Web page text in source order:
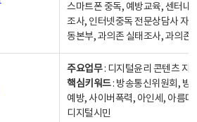
스마트폰 중독, 예방교육, 센터내
조사, 인터넷중독 전문상담사 자
동본부, 과의존 실태조사, 과의존
주요업무: 디지털윤리 콘텐츠 지
핵심키워드: 방송통신위원회, 방
예방, 사이버폭력, 아인세, 아름
디지털시민